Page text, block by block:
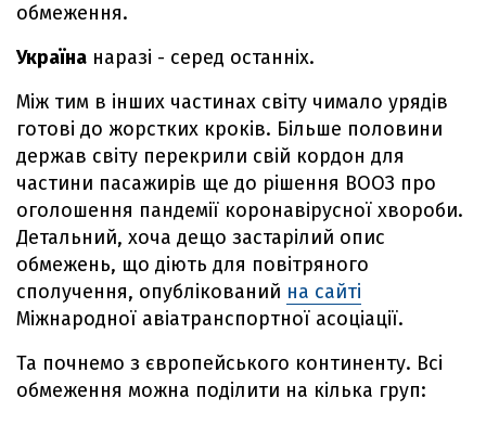
обмеження.
Україна наразі - серед останніх.
Між тим в інших частинах світу чимало урядів
готові до жорстких кроків. Більше половини
держав світу перекрили свій кордон для
частини пасажирів ще до рішення ВООЗ про
оголошення пандемії коронавірусної хвороби.
Детальний, хоча дещо застарілий опис
обмежень, що діють для повітряного
сполучення, опублікований на сайті
Міжнародної авіатранспортної асоціації.
Та почнемо з європейського континенту. Всі
обмеження можна поділити на кілька груп: